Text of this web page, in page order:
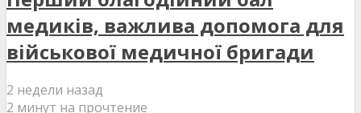
медиків, важлива допомога для
військової медичної бригади
2 недели назад
2 минут на прочтение